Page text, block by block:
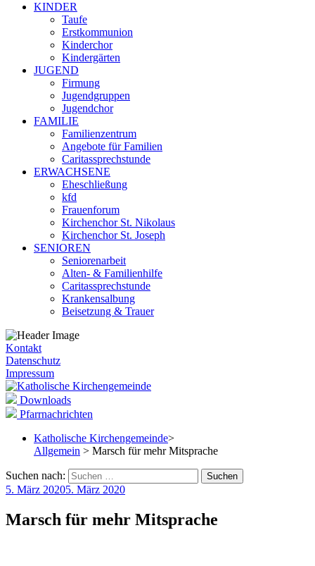
KINDER
Taufe
Erstkommunion
Kinderchor
Kindergärten
JUGEND
Firmung
Jugendgruppen
Jugendchor
FAMILIE
Familienzentrum
Angebote für Familien
Caritassprechstunde
ERWACHSENE
Eheschließung
kfd
Frauenforum
Kirchenchor St. Nikolaus
Kirchenchor St. Joseph
SENIOREN
Seniorenarbeit
Alten- & Familienhilfe
Caritassprechstunde
Krankensalbung
Beisetzung & Trauer
Kontakt
Datenschutz
Impressum
Downloads
Pfarrnachrichten
Katholische Kirchengemeinde>
Allgemein > Marsch für mehr Mitsprache
Suchen nach:
5. März 20205. März 2020
Marsch für mehr Mitsprache